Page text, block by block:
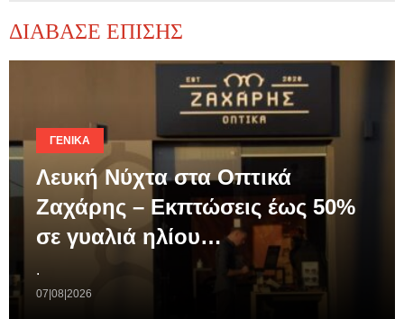
ΔΙΑΒΑΣΕ ΕΠΙΣΗΣ
ΓΕΝΙΚΆ
Λευκή Νύχτα στα Οπτικά
Ζαχάρης – Εκπτώσεις έως 50%
σε γυαλιά ηλίου…
.
07|08|2026